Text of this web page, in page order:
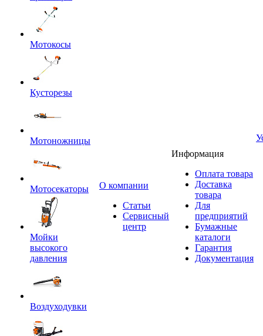
Мотокосы
Кусторезы
Мотоножницы
Мотосекаторы
Мойки
высокого
давления
Воздуходувки
O компании
Статьи
Сервисный
центр
Информация
Оплата товара
Доставка
товара
Для
предприятий
Бумажные
каталоги
Гарантия
Документация